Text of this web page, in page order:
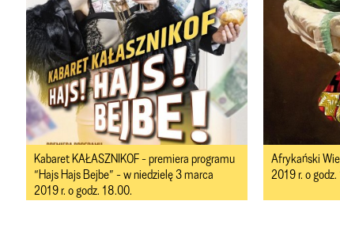
Kabaret KAŁASZNIKOF - premiera programu
“Hajs Hajs Bejbe” - w niedzielę 3 marca
2019 r. o godz. 18.00.
Afrykański
2019 r. o